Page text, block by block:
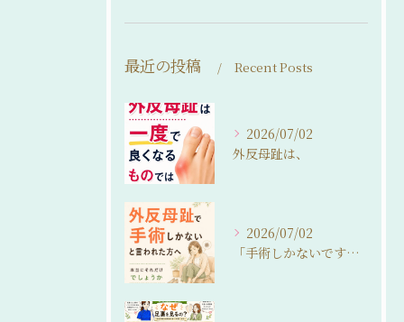
最近の投稿 Recent Posts
2026/07/02
外反母趾は、
2026/07/02
「手術しかないですね…」